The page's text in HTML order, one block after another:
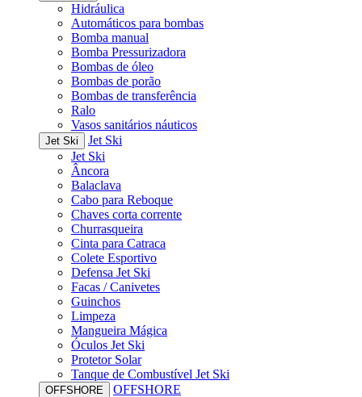
Hidráulica
Automáticos para bombas
Bomba manual
Bomba Pressurizadora
Bombas de óleo
Bombas de porão
Bombas de transferência
Ralo
Vasos sanitários náuticos
Jet Ski
Jet Ski
Jet Ski
Âncora
Balaclava
Cabo para Reboque
Chaves corta corrente
Churrasqueira
Cinta para Catraca
Colete Esportivo
Defensa Jet Ski
Facas / Canivetes
Guinchos
Limpeza
Mangueira Mágica
Óculos Jet Ski
Protetor Solar
Tanque de Combustível Jet Ski
OFFSHORE
OFFSHORE